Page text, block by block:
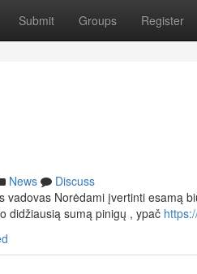
Submit Groups Register
News
Discuss
vadovas Norėdami įvertinti esamą
didžiausią sumą pinigų , ypač